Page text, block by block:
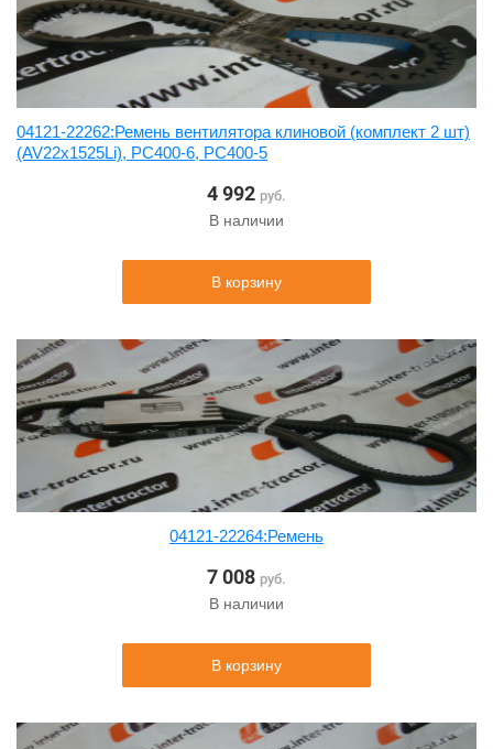
04121-22262:Ремень вентилятора клиновой (комплект 2 шт)
(AV22x1525Li), PC400-6, PC400-5
4 992 руб.
В наличии
В корзину
04121-22264:Ремень
7 008 руб.
В наличии
В корзину